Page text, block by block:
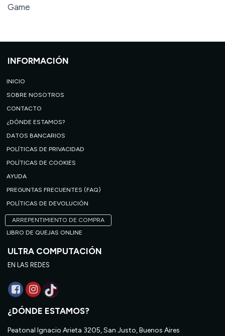
Game
INFORMACIÓN
INICIO
SOBRE NOSOTROS
CONTACTO
¿DÓNDE ESTAMOS?
DATOS BANCARIOS
POLÍTICAS DE PRIVACIDAD
POLÍTICAS DE COOKIES
AYUDA
PREGUNTAS FRECUENTES (FAQ)
POLÍTICAS DE DEVOLUCIÓN
ARREPENTIMIENTO DE COMPRA
LIBRO DE QUEJAS ONLINE
ULTRA COMPUTACIÓN
EN LAS REDES
¿DÓNDE ESTAMOS?
Peatonal Ignacio Arieta 3205, San Justo, Buenos Aires